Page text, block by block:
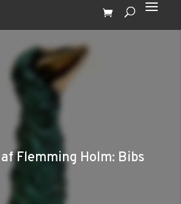
Flemming Holm: Bibs